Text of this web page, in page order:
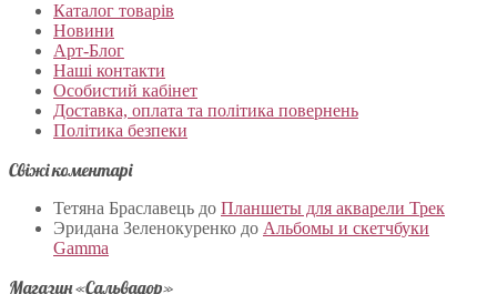
Каталог товарів
Новини
Арт-Блог
Наші контакти
Особистий кабінет
Доставка, оплата та політика повернень
Політика безпеки
Свіжі коментарі
Тетяна Браславець до Планшеты для акварели Трек
Эридана Зеленокуренко до Альбомы и скетчбуки
Gamma
Магазин «Сальвадор»